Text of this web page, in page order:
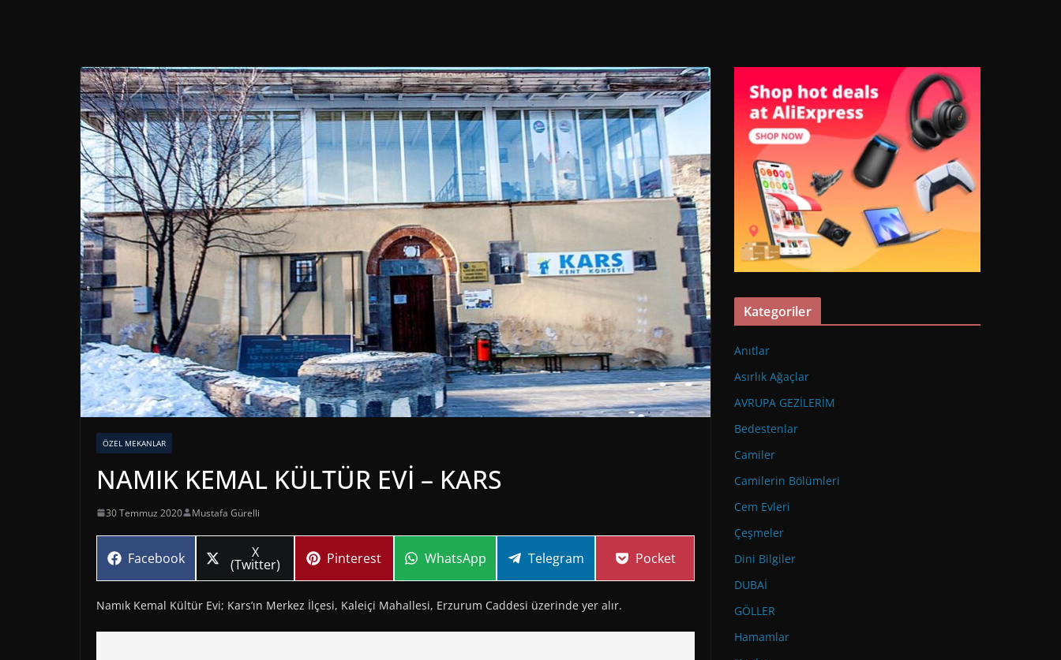
ÖZEL MEKANLAR
NAMIK KEMAL KÜLTÜR EVİ – KARS
30 Temmuz 2020 Mustafa Gürelli
Share
Facebook Share
on
X
(Twitter) Share
Pinterest Share
WhatsApp Share
Telegram Share
Pocket
Namık Kemal Kültür Evi; Kars’ın Merkez İlçesi, Kaleiçi Mahallesi, Erzurum Caddesi üzerinde yer alır.
Kategoriler
Anıtlar
Asırlık Ağaçlar
AVRUPA GEZİLERİM
Bedestenlar
Camiler
Camilerin Bölümleri
Cem Evleri
Çeşmeler
Dini Bilgiler
DUBAİ
GÖLLER
Hamamlar